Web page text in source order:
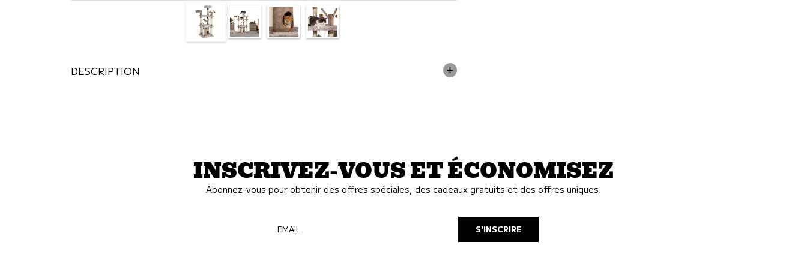
DESCRIPTION
INSCRIVEZ-VOUS ET ÉCONOMISEZ
Abonnez-vous pour obtenir des offres spéciales, des cadeaux gratuits et des offres uniques.
EMAIL S'INSCRIRE